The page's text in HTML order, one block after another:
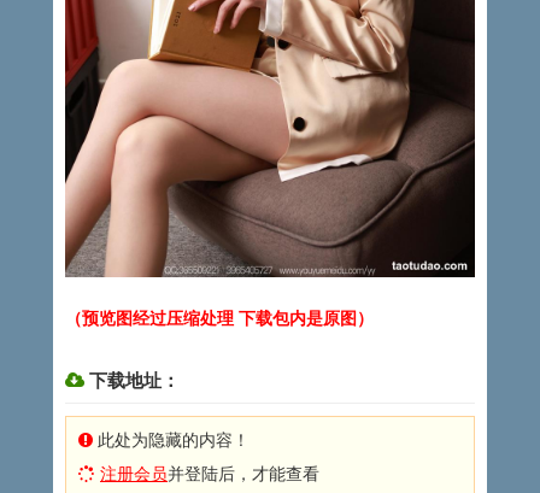
（预览图经过压缩处理 下载包内是原图）
下载地址：
此处为隐藏的内容！
注册会员并登陆后，才能查看